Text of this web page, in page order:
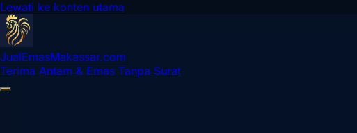
Lewati ke konten utama
JualEmasMakassar.com
Terima Antam & Emas Tanpa Surat